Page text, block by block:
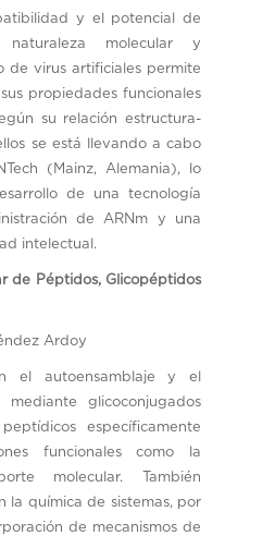
y el potencial de
molecular y
de virus artificiales permite
propiedades funcionales
su relación estructura-
se está llevando a cabo
(Mainz, Alemania), lo
de una tecnología
de ARNm y una
intelectual.
de Péptidos, Glicopéptidos
Ardoy
el autoensamblaje y el
mediante glicoconjugados
específicamente
funcionales como la
molecular. También
la química de sistemas, por
de mecanismos de